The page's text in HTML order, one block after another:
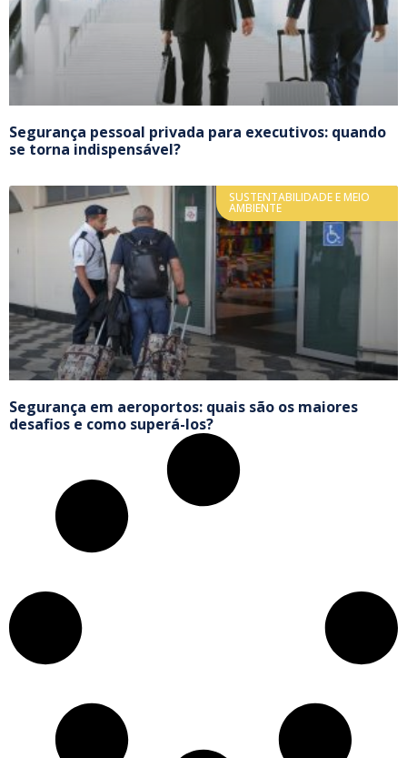
Segurança pessoal privada para executivos: quando
se torna indispensável?
SUSTENTABILIDADE E MEIO
AMBIENTE
Segurança em aeroportos: quais são os maiores
desafios e como superá-los?